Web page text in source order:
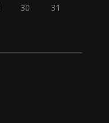
30
31